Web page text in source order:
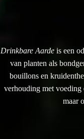
Drinkbare Aarde is een
van planten als
bouillons en
verhouding met voeding
maar